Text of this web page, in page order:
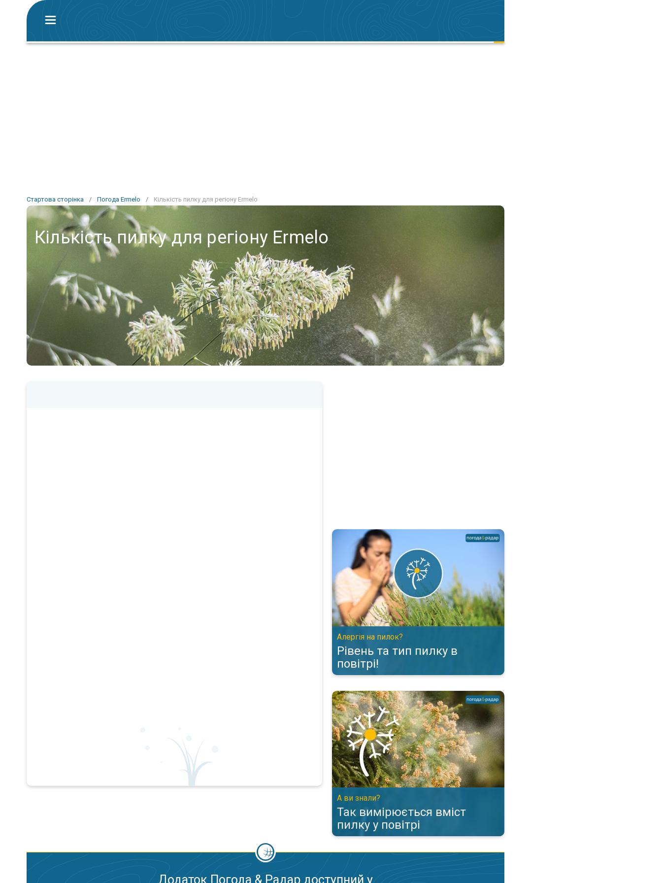
Стартова сторінка / Погода Ermelo / Кількість пилку для регіону Ermelo
Кількість пилку для регіону Ermelo
Рівень та тип пилку в повітрі!. Алергія на пилок?. . .
Алергія на пилок?
Рівень та тип пилку в
повітрі!
Так вимірюється вміст пилку у повітрі. А ви знали?. . .
А ви знали?
Так вимірюється вміст
пилку у повітрі
Додаток Погода & Радар доступний у